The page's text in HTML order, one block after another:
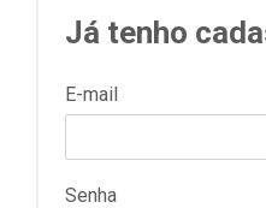
Já tenho
E-mail
Senha